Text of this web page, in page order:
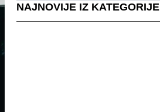
NAJNOVIJE IZ KATEGORIJE